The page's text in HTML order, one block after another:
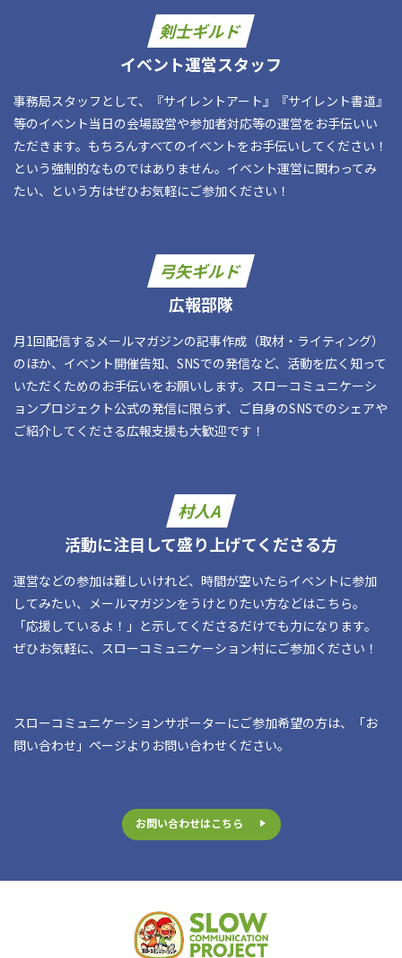
剣士ギルド
イベント運営スタッフ
事務局スタッフとして、『サイレントアート』『サイレント書道』
等のイベント当日の会場設営や参加者対応等の運営をお手伝いい
ただきます。もちろんすべてのイベントをお手伝いしてください！
という強制的なものではありません。イベント運営に関わってみ
たい、という方はぜひお気軽にご参加ください！
弓矢ギルド
広報部隊
月1回配信するメールマガジンの記事作成（取材・ライティング）
のほか、イベント開催告知、SNSでの発信など、活動を広く知って
いただくためのお手伝いをお願いします。スローコミュニケーシ
ョンプロジェクト公式の発信に限らず、ご自身のSNSでのシェアや
ご紹介してくださる広報支援も大歓迎です！
村人A
活動に注目して盛り上げてくださる方
運営などの参加は難しいけれど、時間が空いたらイベントに参加
してみたい、メールマガジンをうけとりたい方などはこちら。
「応援しているよ！」と示してくださるだけでも力になります。
ぜひお気軽に、スローコミュニケーション村にご参加ください！
スローコミュニケーションサポーターにご参加希望の方は、「お
問い合わせ」ページよりお問い合わせください。
お問い合わせはこちら